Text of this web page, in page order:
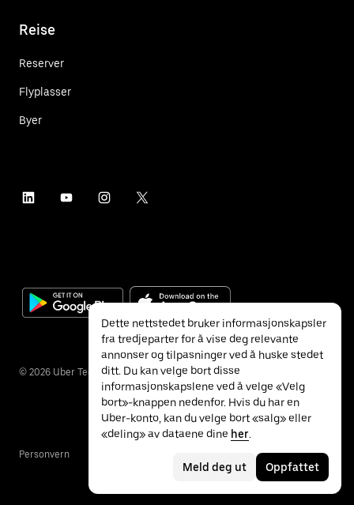
Reise
Reserver
Flyplasser
Byer
© 2026 Uber Technologies Inc.
Personvern
Dette nettstedet bruker informasjonskapsler
fra tredjeparter for å vise deg relevante
annonser og tilpasninger ved å huske stedet
ditt. Du kan velge bort disse
informasjonskapslene ved å velge «Velg
bort»-knappen nedenfor. Hvis du har en
Uber-konto, kan du velge bort «salg» eller
«deling» av dataene dine her.
Meld deg ut Oppfattet